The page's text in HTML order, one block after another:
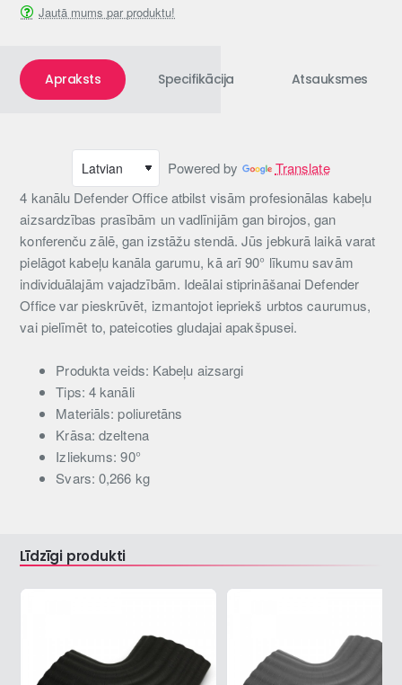
Jautā mums par produktu!
Apraksts Specifikācija Atsauksmes
Powered by
Translate
4 kanālu Defender Office atbilst visām profesionālas kabeļu
aizsardzības prasībām un vadlīnijām gan birojos, gan
konferenču zālē, gan izstāžu stendā. Jūs jebkurā laikā varat
pielāgot kabeļu kanāla garumu, kā arī 90° līkumu savām
individuālajām vajadzībām. Ideālai stiprināšanai Defender
Office var pieskrūvēt, izmantojot iepriekš urbtos caurumus,
vai pielīmēt to, pateicoties gludajai apakšpusei.
Produkta veids: Kabeļu aizsargi
Tips: 4 kanāli
Materiāls: poliuretāns
Krāsa: dzeltena
Izliekums: 90°
Svars: 0,266 kg
Līdzīgi produkti